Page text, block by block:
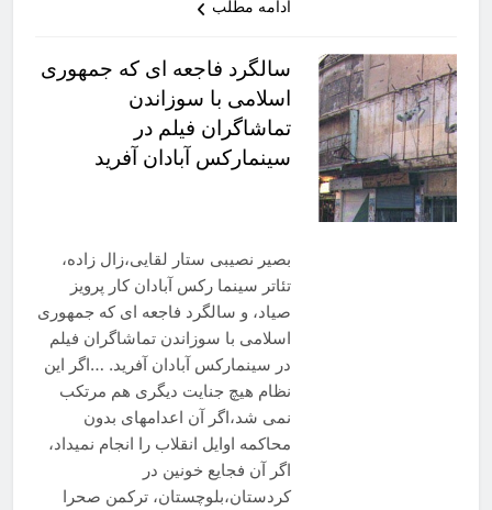
ادامه مطلب
سالگرد فاجعه ای که جمهوری
اسلامی با سوزاندن
تماشاگران فیلم در
سینمارکس آبادان آفرید
بصیر نصیبی ستار لقایی،زال زاده،
تئاتر سینما رکس آبادان کار پرویز
صیاد، و سالگرد فاجعه ای که جمهوری
اسلامی با سوزاندن تماشاگران فیلم
در سینمارکس آبادان آفرید. …اگر این
نظام هیچ جنایت دیگری هم مرتکب
نمی شد،اگر آن اعدامهای بدون
محاکمه اوایل انقلاب را انجام نمیداد،
اگر آن فجایع خونین در
کردستان،بلوچستان، ترکمن صحرا